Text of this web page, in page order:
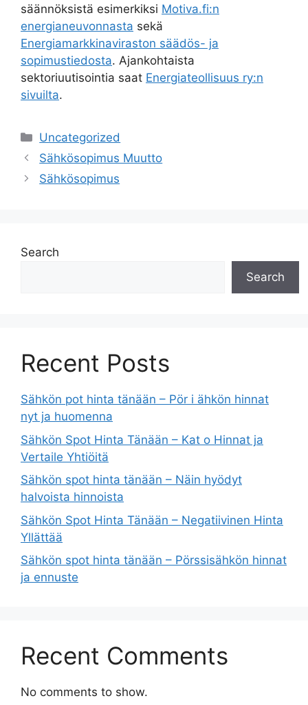
säännöksistä esimerkiksi Motiva.fi:n
energianeuvonnasta sekä
Energiamarkkinaviraston säädös- ja
sopimustiedosta. Ajankohtaista
sektoriuutisointia saat Energiateollisuus ry:n
sivuilta.
Categories
Uncategorized
Sähkösopimus Muutto
Sähkösopimus
Search
Search
Recent Posts
Sähkön pot hinta tänään – Pör i ähkön hinnat
nyt ja huomenna
Sähkön Spot Hinta Tänään – Kat o Hinnat ja
Vertaile Yhtiöitä
Sähkön spot hinta tänään – Näin hyödyt
halvoista hinnoista
Sähkön Spot Hinta Tänään – Negatiivinen Hinta
Yllättää
Sähkön spot hinta tänään – Pörssisähkön hinnat
ja ennuste
Recent Comments
No comments to show.